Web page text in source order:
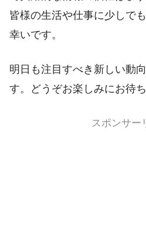
皆様の生活や仕事に少しで
幸いです。
明日も注目すべき新しい動
す。どうぞお楽しみにお待ち
スポンサー